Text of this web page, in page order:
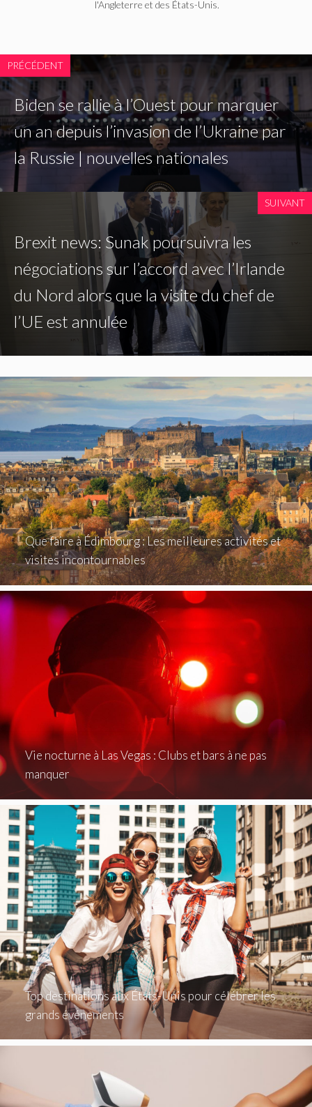
l'Angleterre et des États-Unis.
PRÉCÉDENT
Biden se rallie à l’Ouest pour marquer
un an depuis l’invasion de l’Ukraine par
la Russie | nouvelles nationales
SUIVANT
Brexit news: Sunak poursuivra les
négociations sur l’accord avec l’Irlande
du Nord alors que la visite du chef de
l’UE est annulée
Que faire à Édimbourg : Les meilleures activités et
visites incontournables
Vie nocturne à Las Vegas : Clubs et bars à ne pas
manquer
Top destinations aux États-Unis pour célébrer les
grands événements